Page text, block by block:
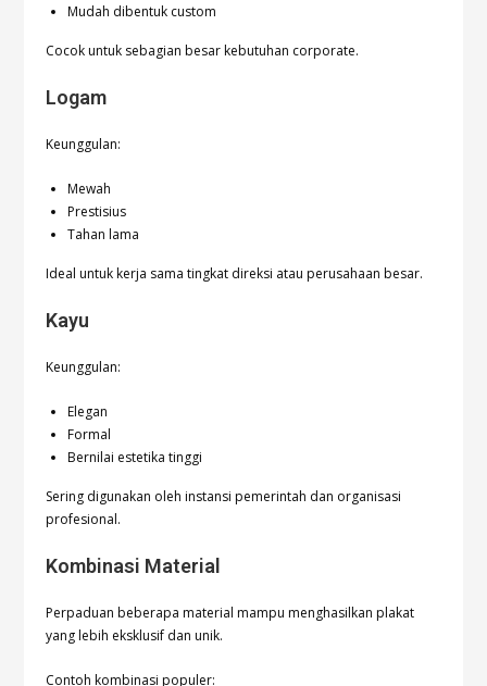
Mudah dibentuk custom
Cocok untuk sebagian besar kebutuhan corporate.
Logam
Keunggulan:
Mewah
Prestisius
Tahan lama
Ideal untuk kerja sama tingkat direksi atau perusahaan besar.
Kayu
Keunggulan:
Elegan
Formal
Bernilai estetika tinggi
Sering digunakan oleh instansi pemerintah dan organisasi
profesional.
Kombinasi Material
Perpaduan beberapa material mampu menghasilkan plakat
yang lebih eksklusif dan unik.
Contoh kombinasi populer: